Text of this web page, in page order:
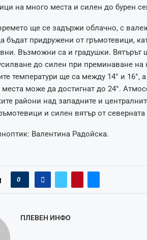
на много места и силен до бурен
ще се задържи облачно, с
бъдат придружени от гръмотевици,
Възможни са и градушки. Вятърът
до силен при преминаване на
температури ще са между 14° и 16°,
места може да достигнат до 24°.
райони над западните и
и силен вятър от северната
Валентина Радойска.
0
ПЛЕВЕН ИНФО